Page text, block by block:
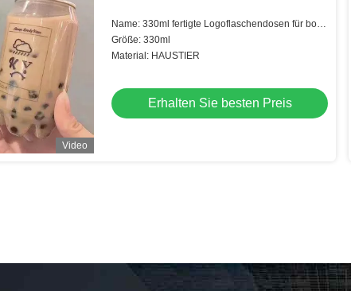
Video
Name: 330ml fertigte Logoflaschendosen für boba
Tee besonders an
Größe: 330ml
Material: HAUSTIER
Erhalten Sie besten Preis